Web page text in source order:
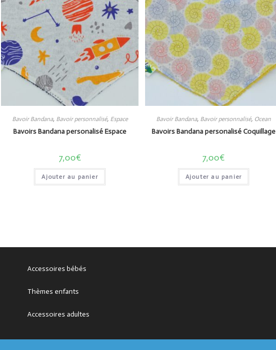
Bavoir Bandana, Bavoir personnalisé, Espace
Bavoirs Bandana personalisé Espace
7,00€
Ajouter au panier
Bavoir Bandana, Bavoir personnalisé, Ocean
Bavoirs Bandana personalisé Coquillage
7,00€
Ajouter au panier
Accessoires bébés
Thèmes enfants
Accessoires adultes